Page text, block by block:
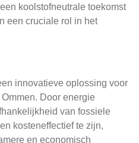
koolstofneutrale toekomst
een cruciale rol in het
innovatieve oplossing voor
Door energie
van fossiele
kosteneffectief te zijn,
en economisch